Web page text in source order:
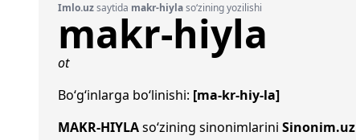
Imlo.uzsaytida makr-hiylaso‘zining yozilishi
makr-hiyla
ot
Bo‘g‘inlarga bo‘linishi: [ma-kr-hiy-la]
MAKR-HIYLAso‘zining sinonimlarini Sinonim.uz